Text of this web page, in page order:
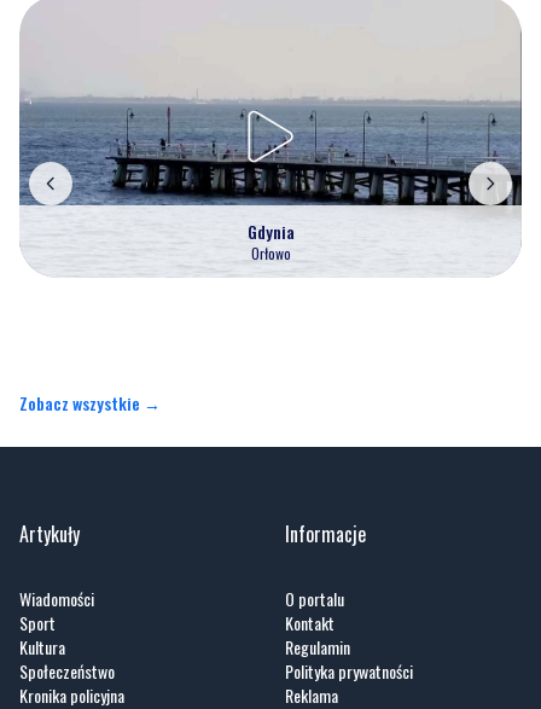
Gdynia
Orłowo
Zobacz wszystkie →
Artykuły
Wiadomości
Sport
Kultura
Społeczeństwo
Kronika policyjna
Informacje
O portalu
Kontakt
Regulamin
Polityka prywatności
Reklama